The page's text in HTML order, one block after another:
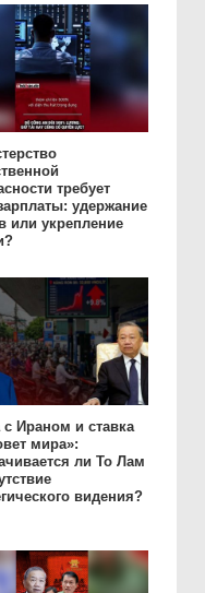
требует
удержание
или укрепление
с Ираном и ставка
мира»:
ли То Лам
видения?